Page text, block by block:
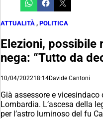
ATTUALITÀ , POLITICA
Elezioni, possibile
nega: “Tutto da
10/04/202218:14Davide Cantoni
Già assessore e
Lombardia. L’ascesa della
per l’astro luminoso del fu